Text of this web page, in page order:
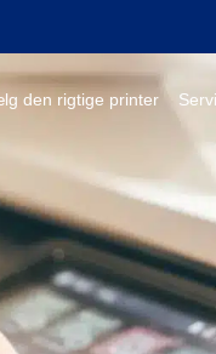
den rigtige printer